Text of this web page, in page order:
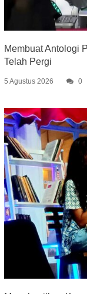
Membuat Antologi
Telah Pergi
5 Agustus 2026 0